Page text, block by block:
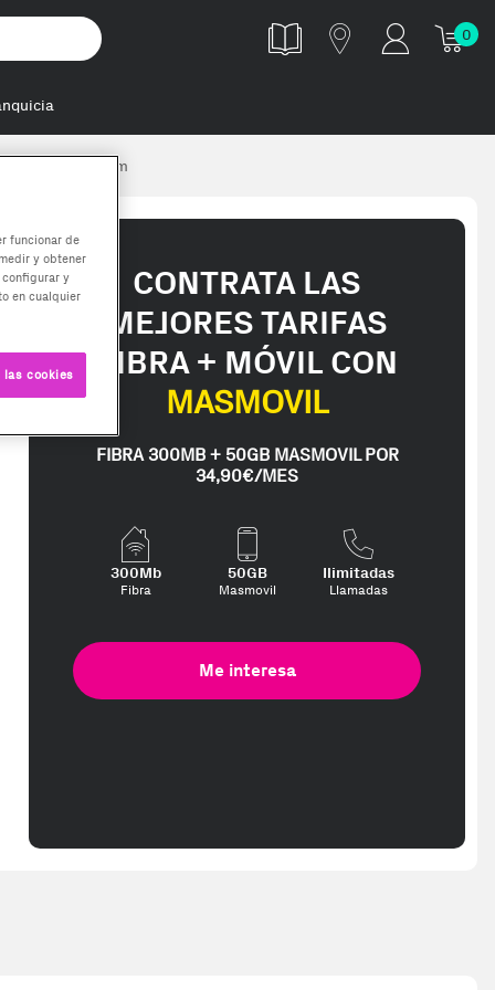
0
1.2v cl19 dimm
CONTRATA LAS
MEJORES TARIFAS
FIBRA + MÓVIL CON
MASMOVIL
FIBRA 300MB + 50GB MASMOVIL POR
34,90€/MES
300Mb
Fibra
50GB
Masmovil
Ilimitadas
Llamadas
Me interesa
funcionar de
y obtener
y
en cualquier
cookies